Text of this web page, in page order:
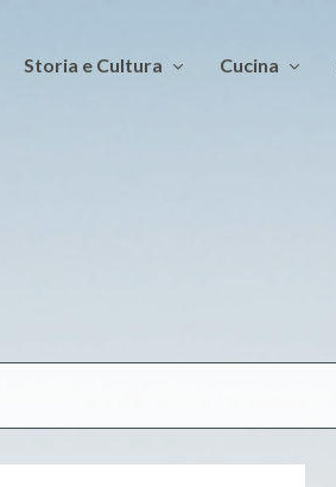
Storia e Cultura Cucina